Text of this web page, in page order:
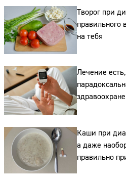
Творог при
правильного
на тебя
Лечение
льготными
Каши при
а даже
правильно